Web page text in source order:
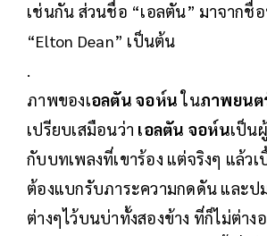
เช่นกัน ส่วนชื่อ “เอลตัน” มาจากชื่
“Elton Dean” เป็นต้น
.
ภาพของเอลตัน จอห์นในภาพยนต
เปรียบเสมือนว่า เอลตัน จอห์นเป็น
กับบทเพลงที่เขาร้อง แต่จริงๆ แล้วเ
ต้องแบกรับภาระความกดดัน และ
ต่างๆไว้บนบ่าทั้งสองข้าง ที่ก็ไม่ต่าง